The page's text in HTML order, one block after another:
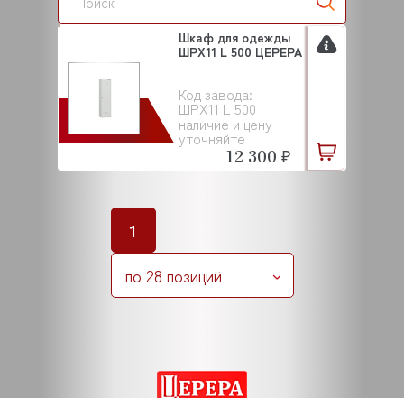
Код завода:
ШРХ11 L 500
наличие и цену
уточняйте
Шкаф для одежды
ШРХ11 L 500 ЦЕРЕРА
12 300 ₽
1
по 28 позиций